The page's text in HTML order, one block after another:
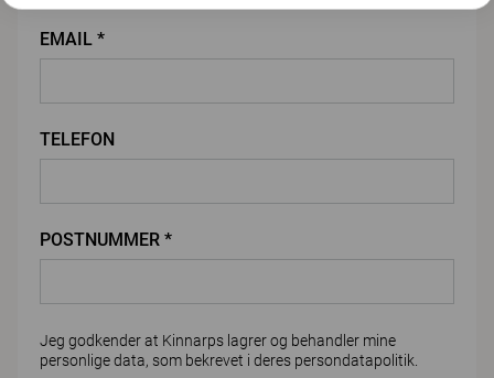
EMAIL *
TELEFON
POSTNUMMER *
Jeg godkender at Kinnarps lagrer og behandler mine
personlige data, som bekrevet i deres persondatapolitik